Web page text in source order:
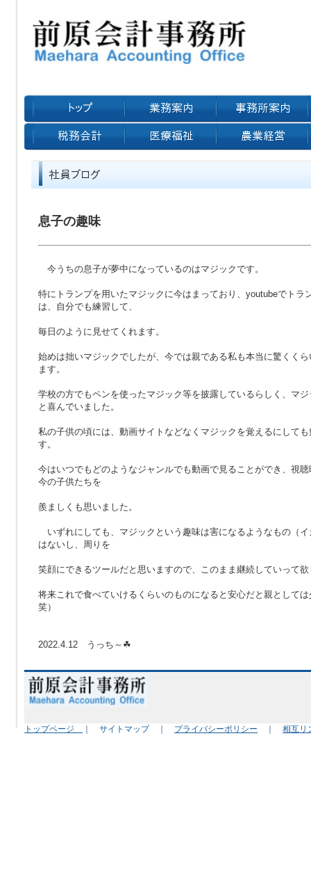
息子の趣味
今うちの息子が夢中になっているのはマジックです。
特にトランプを用いたマジックに今はまっており、youtubeでトラ
は、自分でも練習して、
毎日のように見せてくれます。
始めは拙いマジックでしたが、今では親である私も本当に驚くく
ます。
学校の方でもペンを使ったマジック等を披露しているらしく、マ
と喜んでいました。
私の子供の頃には、動画サイトなどなくマジックを覚えるにして
す。
今はいつでもどのようなジャンルでも動画で見ることができ、視
今の子供たちを
羨ましくも思いました。
いずれにしても、マジックという趣味は害になるようなもの（
はないし、周りを
笑顔にできるツールだと思いますので、このまま継続していって
将来これで食べていけるくらいのものになると安心だと親として
笑）
2022.4.12 うっち～☘
トップページ ｜ サイトマップ ｜ プライバシーポリシー ｜ 相互リ